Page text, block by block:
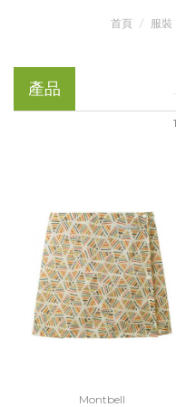
首頁 服裝
產品
Montbell